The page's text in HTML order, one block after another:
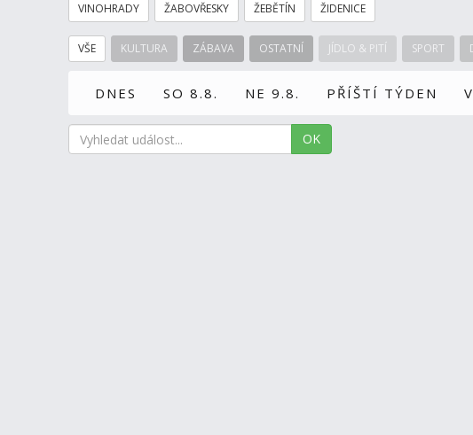
VINOHRADY ŽABOVŘESKY ŽEBĚTÍN ŽIDENICE
VŠE KULTURA ZÁBAVA OSTATNÍ JÍDLO & PITÍ SPORT
DNES SO 8.8. NE 9.8. PŘÍŠTÍ TÝDEN
OK